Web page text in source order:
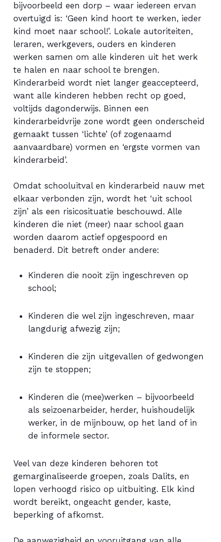
bijvoorbeeld een dorp – waar iedereen ervan
overtuigd is: ‘Geen kind hoort te werken, ieder
kind moet naar school!’. Lokale autoriteiten,
leraren, werkgevers, ouders en kinderen
werken samen om alle kinderen uit het werk
te halen en naar school te brengen.
Kinderarbeid wordt niet langer geaccepteerd,
want alle kinderen hebben recht op goed,
voltijds dagonderwijs. Binnen een
kinderarbeidvrije zone wordt geen onderscheid
gemaakt tussen ‘lichte’ (of zogenaamd
aanvaardbare) vormen en ‘ergste vormen van
kinderarbeid’.
Omdat schooluitval en kinderarbeid nauw met
elkaar verbonden zijn, wordt het ‘uit school
zijn’ als een risicosituatie beschouwd. Alle
kinderen die niet (meer) naar school gaan
worden daarom actief opgespoord en
benaderd. Dit betreft onder andere:
Kinderen die nooit zijn ingeschreven op
school;
Kinderen die wel zijn ingeschreven, maar
langdurig afwezig zijn;
Kinderen die zijn uitgevallen of gedwongen
zijn te stoppen;
Kinderen die (mee)werken – bijvoorbeeld
als seizoenarbeider, herder, huishoudelijk
werker, in de mijnbouw, op het land of in
de informele sector.
Veel van deze kinderen behoren tot
gemarginaliseerde groepen, zoals Dalits, en
lopen verhoogd risico op uitbuiting. Elk kind
wordt bereikt, ongeacht gender, kaste,
beperking of afkomst.